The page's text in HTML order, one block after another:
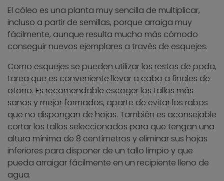
El cóleo es una planta muy sencilla de multiplicar,
incluso a partir de semillas, porque arraiga muy
fácilmente, aunque resulta mucho más cómodo
conseguir nuevos ejemplares a través de esquejes.
Como esquejes se pueden utilizar los restos de poda,
tarea que es conveniente llevar a cabo a finales de
otoño. Es recomendable escoger los tallos más
sanos y mejor formados, aparte de evitar los rabos
que no dispongan de hojas. También es aconsejable
cortar los tallos seleccionados para que tengan una
altura mínima de 8 centímetros y eliminar sus hojas
inferiores para disponer de un tallo limpio y que
pueda arraigar fácilmente en un recipiente lleno de
agua.